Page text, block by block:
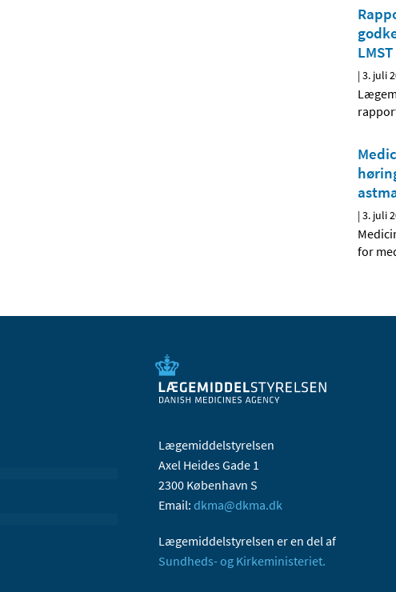
LMST
|3. juli
|3. juli
for
Lægemiddelstyrelsen
Axel Heides Gade 1
2300 København S
Email: dkma@dkma.dk
Lægemiddelstyrelsen er en del af
Sundheds- og Kirkeministeriet.